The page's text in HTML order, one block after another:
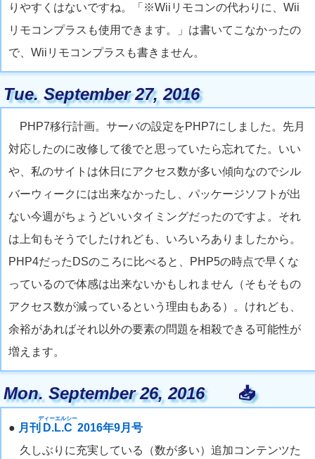
りやすくはないですね。「※Wiiリモコンの代わりに、Wii
リモコンプラスも使用できます。」は書いてこなかったの
で、Wiiリモコンプラスも書きません。
Tue. September 27, 2016
PHP7移行計画。サーバの設定をPHP7にしました。先月
対応したのに改修して後でと思っていたら忘れてた。いい
や、私のサイトは休日にアクセス数が多い傾向なのでシル
バーウィークには出来なかったし、パッケージソフトが出
ない今週がちょうどいいタイミングだったのですよ。それ
は上旬もそうでしたけれども、いろいろありましたから。
PHP4だったDSのころに比べると、PHP5の時点で早くな
っているので体感は出来ないかもしれません（そもそもの
アクセス数が減っているという理由もある）。けれども、
余裕があればそれ以外の要素の問題を相殺できる可能性が
増えます。
Mon. September 26, 2016📥
● 月刊 D.L.C
ディーエルシー
2016年9月号
久しぶりに充実している（数が多い）追加コンテンツた